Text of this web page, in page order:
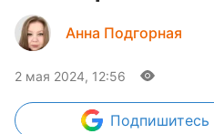
Анна Подгорная
2 мая 2024, 12:56
Подпишитесь